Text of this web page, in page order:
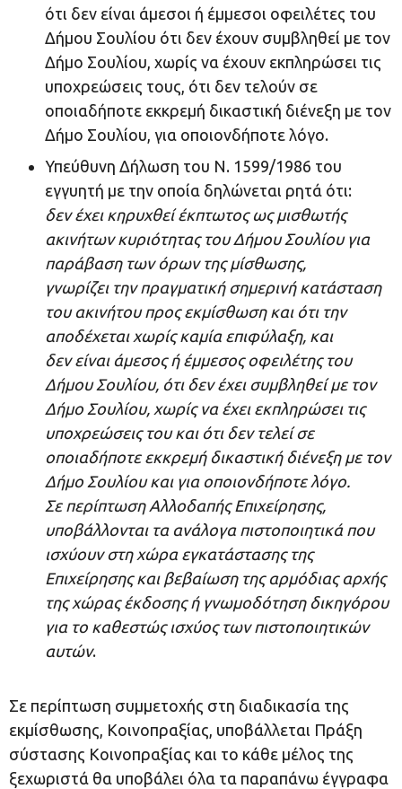
ότι δεν είναι άμεσοι ή έμμεσοι οφειλέτες του
Δήμου Σουλίου ότι δεν έχουν συμβληθεί με τον
Δήμο Σουλίου, χωρίς να έχουν εκπληρώσει τις
υποχρεώσεις τους, ότι δεν τελούν σε
οποιαδήποτε εκκρεμή δικαστική διένεξη με τον
Δήμο Σουλίου, για οποιονδήποτε λόγο.
Υπεύθυνη Δήλωση του Ν. 1599/1986 του
εγγυητή με την οποία δηλώνεται ρητά ότι:
δεν έχει κηρυχθεί έκπτωτος ως μισθωτής
ακινήτων κυριότητας του Δήμου Σουλίου για
παράβαση των όρων της μίσθωσης,
γνωρίζει την πραγματική σημερινή κατάσταση
του ακινήτου προς εκμίσθωση και ότι την
αποδέχεται χωρίς καμία επιφύλαξη, και
δεν είναι άμεσος ή έμμεσος οφειλέτης του
Δήμου Σουλίου, ότι δεν έχει συμβληθεί με τον
Δήμο Σουλίου, χωρίς να έχει εκπληρώσει τις
υποχρεώσεις του και ότι δεν τελεί σε
οποιαδήποτε εκκρεμή δικαστική διένεξη με τον
Δήμο Σουλίου και για οποιονδήποτε λόγο.
Σε περίπτωση Αλλοδαπής Επιχείρησης,
υποβάλλονται τα ανάλογα πιστοποιητικά που
ισχύουν στη χώρα εγκατάστασης της
Επιχείρησης και βεβαίωση της αρμόδιας αρχής
της χώρας έκδοσης ή γνωμοδότηση δικηγόρου
για το καθεστώς ισχύος των πιστοποιητικών
αυτών.
Σε περίπτωση συμμετοχής στη διαδικασία της
εκμίσθωσης, Κοινοπραξίας, υποβάλλεται Πράξη
σύστασης Κοινοπραξίας και το κάθε μέλος της
ξεχωριστά θα υποβάλει όλα τα παραπάνω έγγραφα